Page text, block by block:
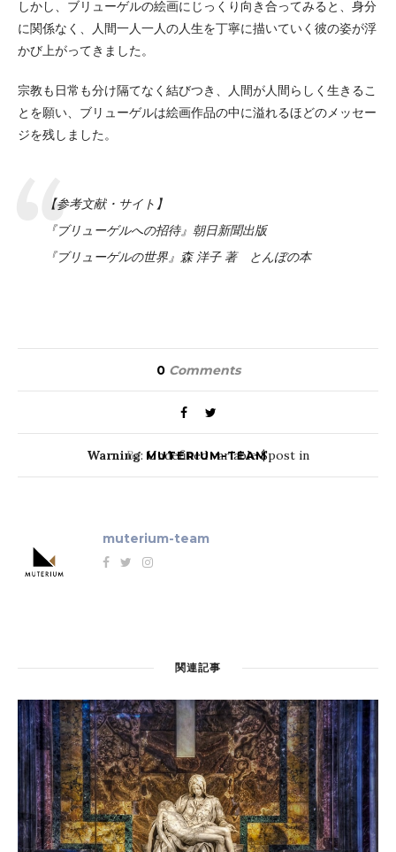
しかし、ブリューゲルの絵画にじっくり向き合ってみると、身分
に関係なく、人間一人一人の人生を丁寧に描いていく彼の姿が浮
かび上がってきました。
宗教も日常も分け隔てなく結びつき、人間が人間らしく生きるこ
とを願い、ブリューゲルは絵画作品の中に溢れるほどのメッセー
ジを残しました。
【参考文献・サイト】
『ブリューゲルへの招待』朝日新聞出版
『ブリューゲルの世界』森 洋子 著 とんぼの本
0Comments
Warning: Undefined variable $post in
content/plugins/redwood-core/inc/social_share.php
Warning: Attempt to read property "ID" on null in
/home/providerlp/muterium.com/public_html/
content/plugins/redwood-core/inc/social_share.php
on line21
By MUTERIUM-TEAM
muterium-team
関連記事